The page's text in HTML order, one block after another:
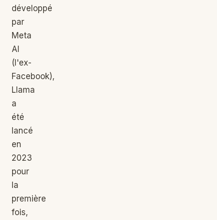
développé
par
Meta
AI
(l'ex-
Facebook),
Llama
a
été
lancé
en
2023
pour
la
première
fois,